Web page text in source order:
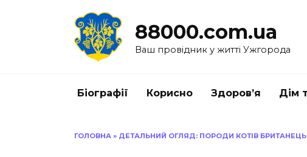
88000.com.ua
Ваш провідник у житті Ужгорода
Біографії Корисно Здоров’я Дім
ГОЛОВНА » ДЕТАЛЬНИЙ ОГЛЯД: ПОРОДИ КОТІВ БРИТАНЕЦЬ